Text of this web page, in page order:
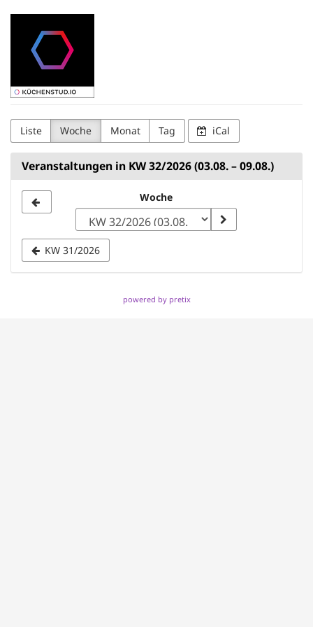
Zum
Inhalt
springen
Kuechenstud.io
Liste Woche Monat Tag iCal
Veranstaltungen in KW 32/2026 (03.08. – 09.08.)
zur
Anzeige
auswählen
Woche
KW 31/2026
powered by pretix